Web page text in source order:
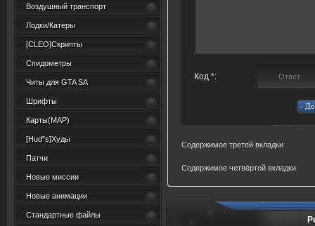
Воздушный транспорт
Лодки/Катеры
[CLEO]Скрипты
Спидометры
Читы для GTA SA
Шрифты
Карты(MAP)
[Hud"s]Худы
Патчи
Новые миссии
Новые анимации
Стандартные файлы
Код *:
Содержимое третей вкладки
Содержимое четвёртой вкладки